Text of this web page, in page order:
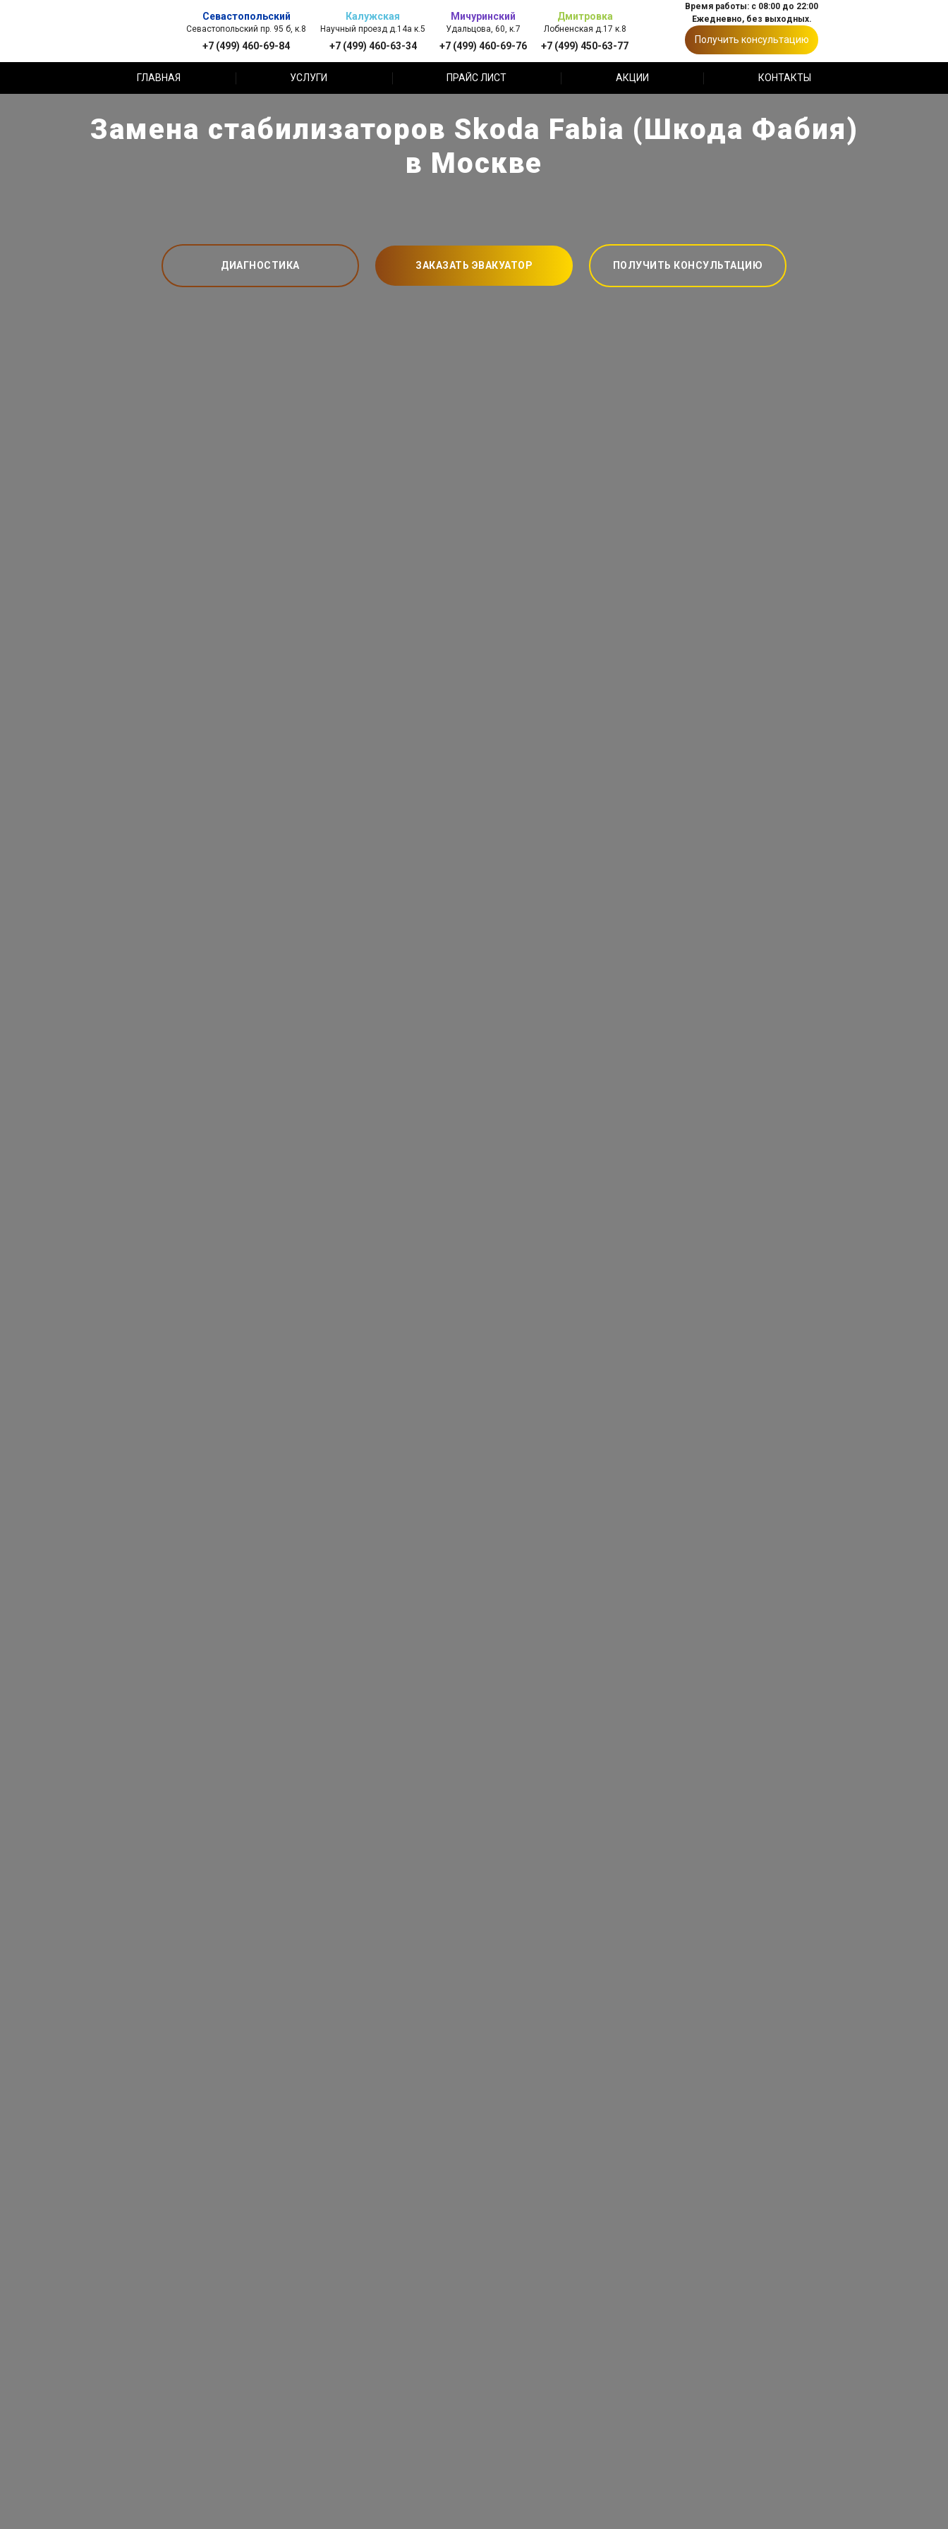
Севастопольский
Севастопольский пр. 95 б, к.8
+7 (499) 460-69-84
Калужская
Научный проезд д.14а к.5
+7 (499) 460-63-34
Мичуринский
Удальцова, 60, к.7
+7 (499) 460-69-76
Дмитровка
Лобненская д.17 к.8
+7 (499) 450-63-77
Время работы: с 08:00 до 22:00
Ежедневно, без выходных.
Получить консультацию
ГЛАВНАЯ УСЛУГИ ПРАЙС ЛИСТ АКЦИИ КОНТАКТЫ
Замена стабилизаторов Skoda Fabia (Шкода Фабия)
в Москве
ДИАГНОСТИКА ЗАКАЗАТЬ ЭВАКУАТОР ПОЛУЧИТЬ КОНСУЛЬТАЦИЮ